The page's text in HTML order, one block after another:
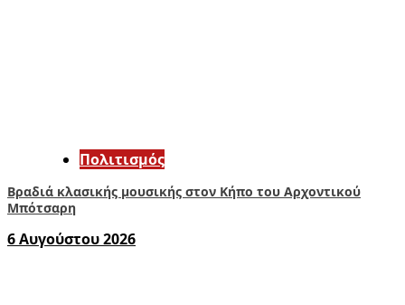
Πολιτισμός
Βραδιά κλασικής μουσικής στον Κήπο του Αρχοντικού
Μπότσαρη
6 Αυγούστου 2026